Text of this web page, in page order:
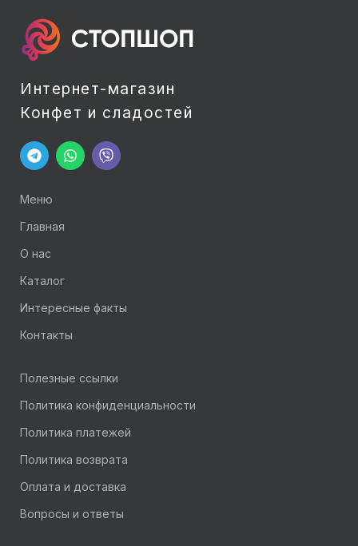
Интернет-магазин
Конфет и сладостей
Меню
Главная
О нас
Каталог
Интересные факты
Контакты
Полезные ссылки
Политика конфиденциальности
Политика платежей
Политика возврата
Оплата и доставка
Вопросы и ответы